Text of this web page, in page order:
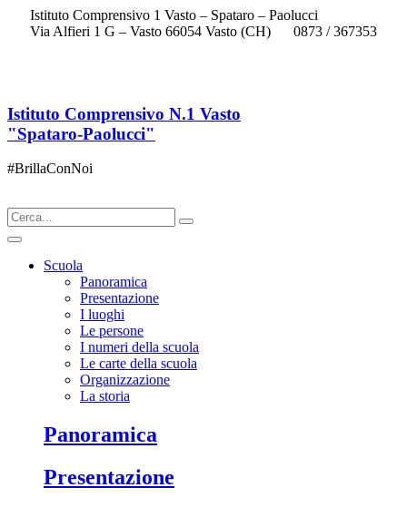
Istituto Comprensivo 1 Vasto – Spataro – Paolucci
Via Alfieri 1 G – Vasto 66054 Vasto (CH)
0873 / 367353
Istituto Comprensivo N.1 Vasto
"Spataro-Paolucci"
#BrillaConNoi
Scuola
Panoramica
Presentazione
I luoghi
Le persone
I numeri della scuola
Le carte della scuola
Organizzazione
La storia
Panoramica
Presentazione